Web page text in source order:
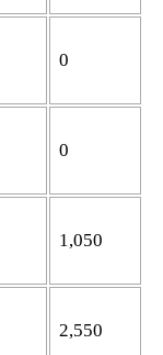
0
0
1,050
2,550